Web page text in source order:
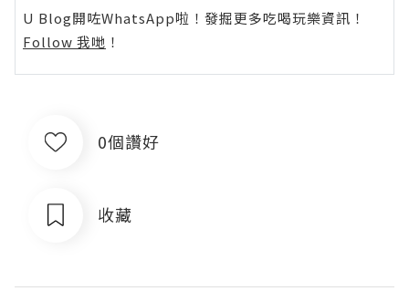
U Blog開咗WhatsApp啦！發掘更多吃喝玩樂資訊！
Follow 我哋 ！
0個讚好
收藏